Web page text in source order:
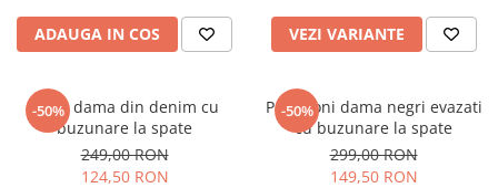
ADAUGA IN COS VEZI VARIANTE
-50%
Blugi dama din denim cu
buzunare la spate
249,00 RON
124,50 RON
-50%
Pantaloni dama negri evazati
cu buzunare la spate
299,00 RON
149,50 RON